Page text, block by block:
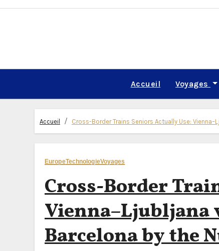
Skip
Accueil Voyages
Accueil Cross-Border Trains Seniors Actually Use:
EuropeTechnologieVoyages
Cross-Border
Vienna–Ljubljana
Barcelona by the